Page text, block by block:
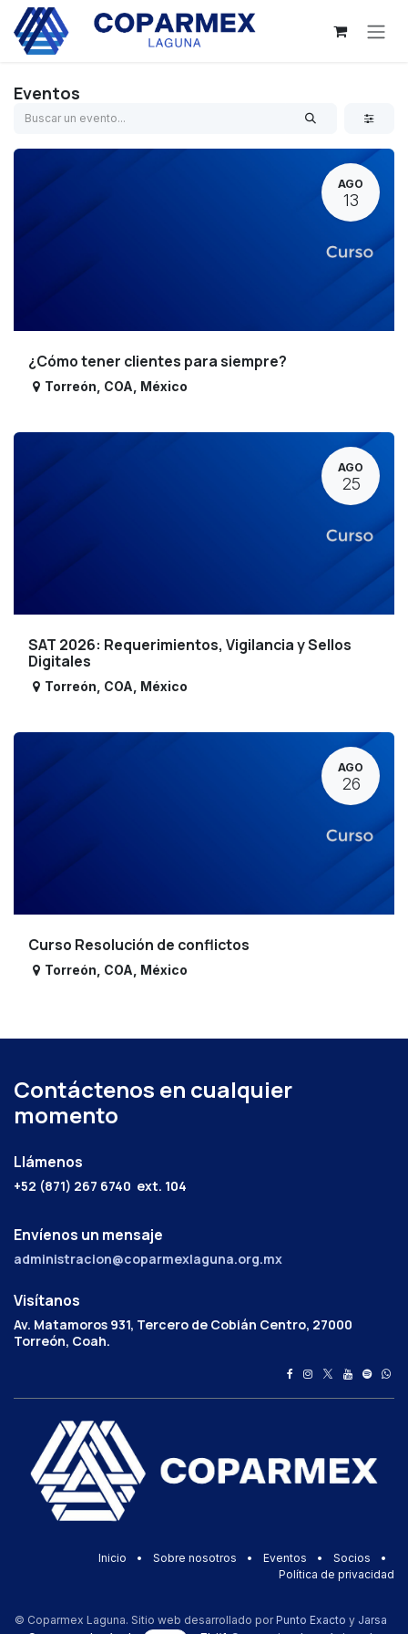
Ir al contenido
Eventos
AGO
13
¿Cómo tener clientes para siempre?
Torreón COA México
AGO
25
SAT 2026: Requerimientos, Vigilancia y Sellos
Digitales
Torreón COA México
AGO
26
Curso Resolución de conflictos
Torreón COA México
Contáctenos en cualquier
momento
Llámenos
+52 (871) 267 6740 ext. 104
Envíenos un mensaje
administracion@coparmexlaguna.org.mx
Visítanos
Av. Matamoros 931, Tercero de Cobián Centro, 27000
Torreón, Coah.
Inicio • Sobre nosotros • Eventos • Socios
•
Política de privacidad
© Coparmex Laguna. Sitio web desarrollado por Punto Exacto y Jarsa